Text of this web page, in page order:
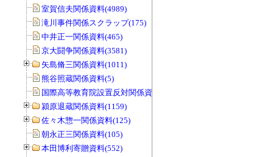
室賀信夫関係資料(4989)
滝川事件関係スクラップ(175)
中井正一関係資料(465)
京大闘争関係資料(3581)
矢島脩三関係資料(1011)
熊谷照蔵関係資料(5)
国際高等教育院設置反対関係資料(20)
潁原退蔵関係資料(1159)
佐々木惣一関係資料(125)
朝永正三関係資料(105)
本田博利寄贈資料(552)